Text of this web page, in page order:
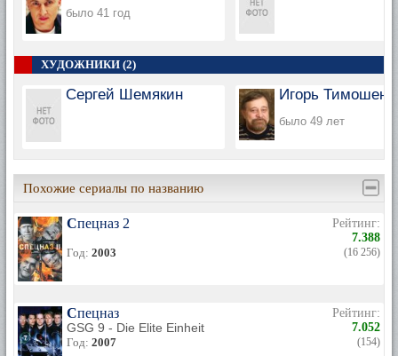
было 41 год
ХУДОЖНИКИ (2)
Сергей Шемякин Игорь
было 49 лет
Похожие сериалы по названию
Спецназ 2
Год: 2003
Рейтинг:
7.388
(16 256)
Спецназ
GSG 9 - Die Elite Einheit
Год: 2007
Рейтинг:
7.052
(154)